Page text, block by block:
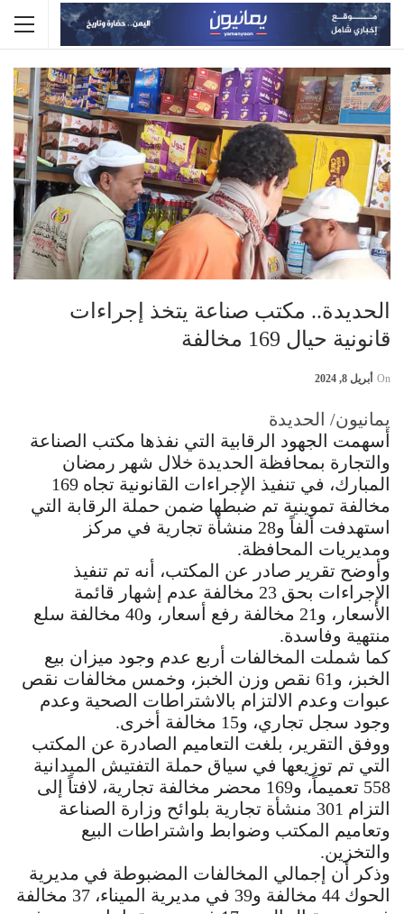
الحديدة.. مكتب صناعة يتخذ إجراءات
قانونية حيال 169 مخالفة
On أبريل 8, 2024
يمانيون/ الحديدة
أسهمت الجهود الرقابية التي نفذها مكتب الصناعة
والتجارة بمحافظة الحديدة خلال شهر رمضان
المبارك، في تنفيذ الإجراءات القانونية تجاه 169
مخالفة تموينية تم ضبطها ضمن حملة الرقابة التي
استهدفت ألفاً و28 منشأة تجارية في مركز
ومديريات المحافظة.
وأوضح تقرير صادر عن المكتب، أنه تم تنفيذ
الإجراءات بحق 23 مخالفة عدم إشهار قائمة
الأسعار، و21 مخالفة رفع أسعار، و40 مخالفة سلع
منتهية وفاسدة.
كما شملت المخالفات أربع عدم وجود ميزان بيع
الخبز، و61 نقص وزن الخبز، وخمس مخالفات نقص
عبوات وعدم الالتزام بالاشتراطات الصحية وعدم
وجود سجل تجاري، و15 مخالفة أخرى.
ووفق التقرير، بلغت التعاميم الصادرة عن المكتب
التي تم توزيعها في سياق حملة التفتيش الميدانية
558 تعميماً، و169 محضر مخالفة تجارية، لافتاً إلى
التزام 301 منشأة تجارية بلوائح وزارة الصناعة
وتعاميم المكتب وضوابط واشتراطات البيع
والتخزين.
وذكر أن إجمالي المخالفات المضبوطة في مديرية
الحوك 44 مخالفة و39 في مديرية الميناء، 37 مخالفة